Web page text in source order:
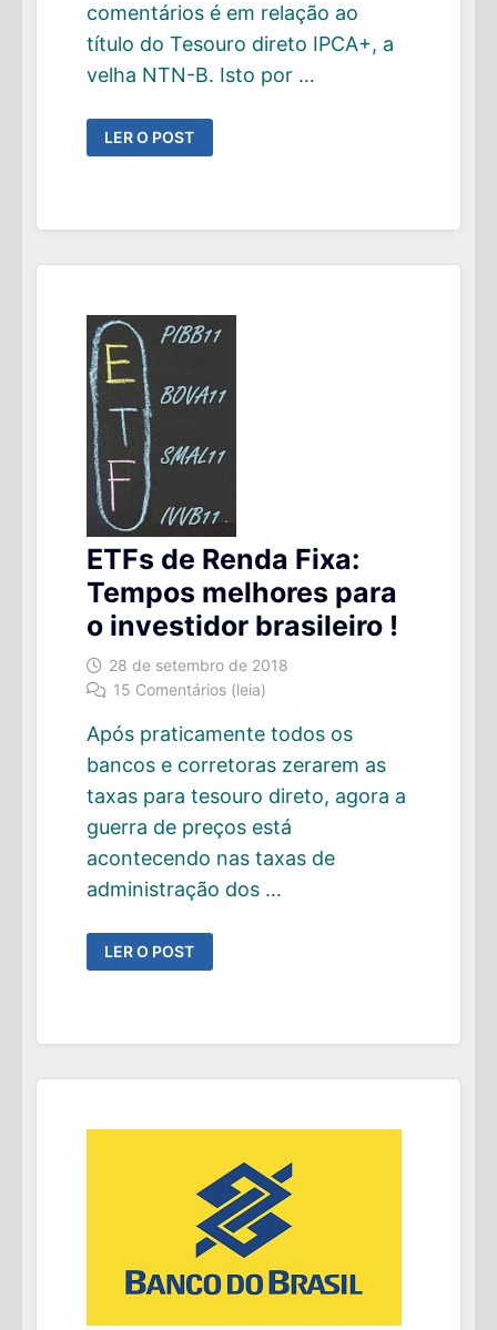
comentários é em relação ao
título do Tesouro direto IPCA+, a
velha NTN-B. Isto por …
A
QUAL
TAXA
IPCA+
GARANTIR
4%?
LER O POST
ETFs de Renda Fixa:
Tempos melhores para
o investidor brasileiro !
28 de setembro de 2018
15 Comentários (leia)
Após praticamente todos os
bancos e corretoras zerarem as
taxas para tesouro direto, agora a
guerra de preços está
acontecendo nas taxas de
administração dos …
ETFS
DE
RENDA
O
BRASILEIRO
LER O POST